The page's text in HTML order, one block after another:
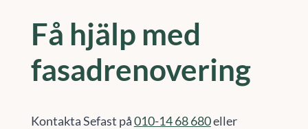
Få hjälp med
fasadrenovering
Kontakta Sefast på010-14 68 680eller